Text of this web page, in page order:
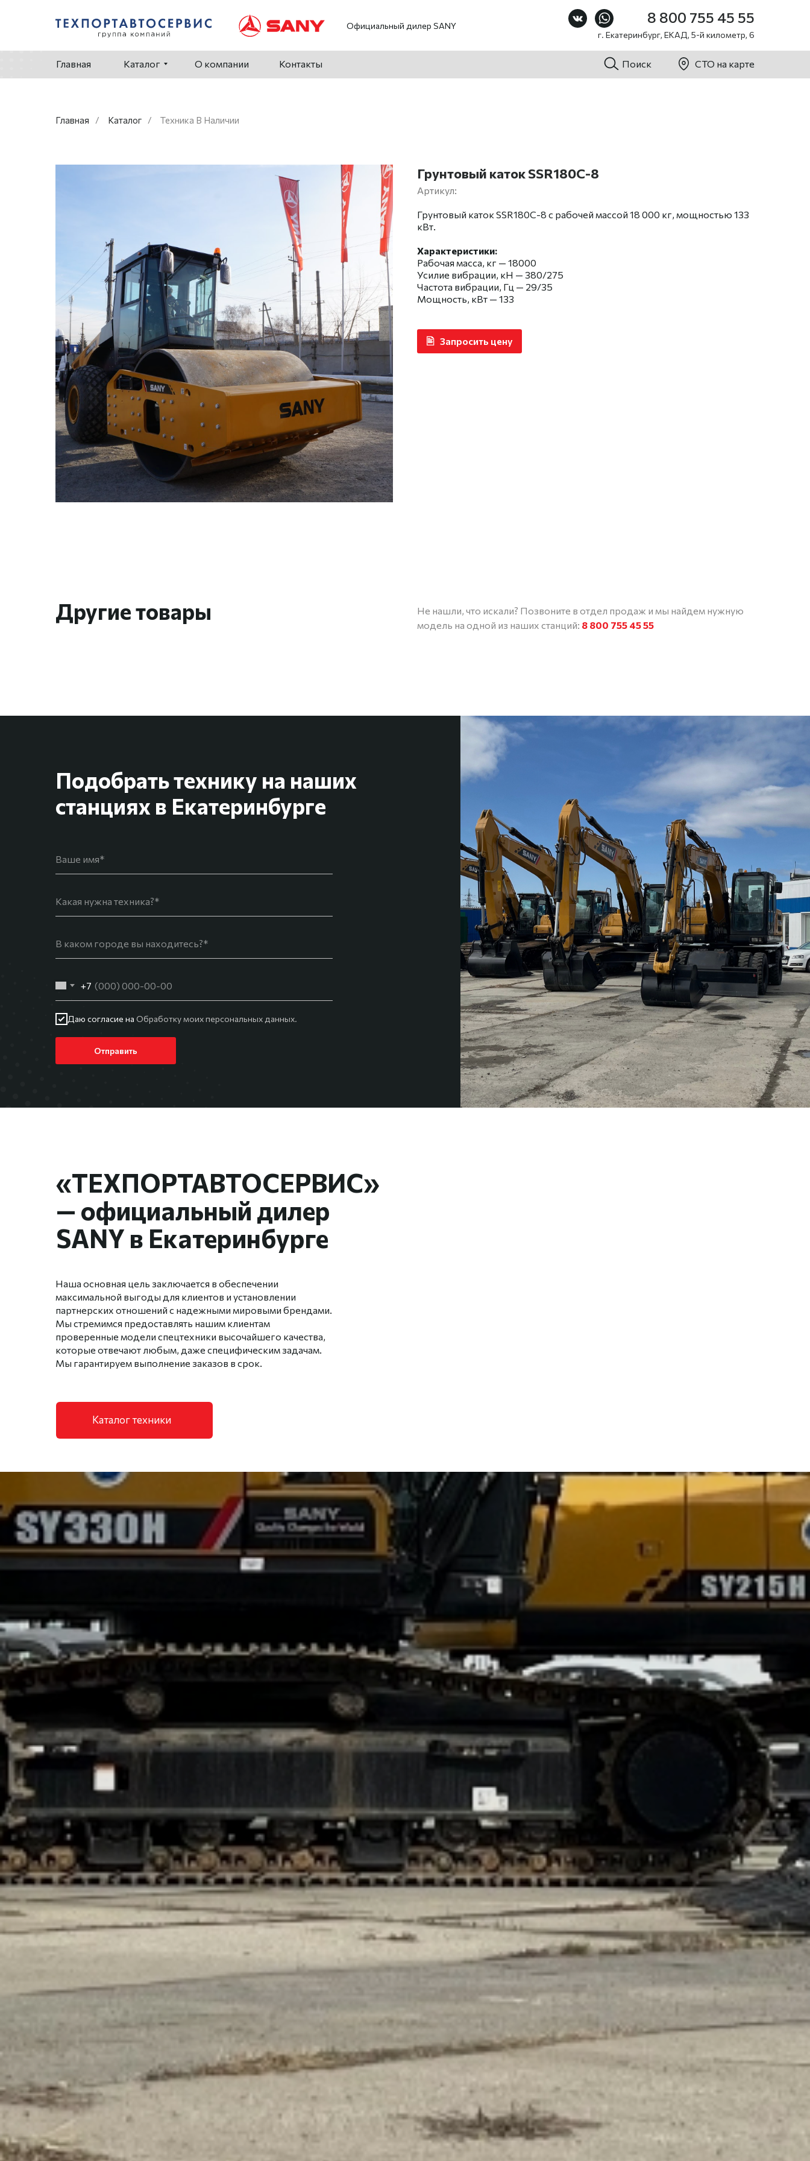
г. Екатеринбург, ЕКАД, 5-й километр, 6
Главная Каталог О компании Контакты
Официальный дилер SANY 8 800 755 45 55
СТО на карте
Поиск
Главная / Каталог / Техника В Наличии
Грунтовый каток SSR180C-8
Артикул:
Грунтовый каток SSR180C-8 с рабочей массой 18 000 кг, мощностью 133
кВт.
Характеристики:
Рабочая масса, кг — 18000
Усилие вибрации, кН — 380/275
Частота вибрации, Гц — 29/35
Мощность, кВт — 133
Запросить цену
Другие товары
Не нашли, что искали? Позвоните в отдел продаж и мы найдем нужную
модель на одной из наших станций: 8 800 755 45 55
Подобрать технику на наших
станциях в Екатеринбурге
+7
Даю согласие на Обработку моих персональных данных.
Отправить
Наша основная цель заключается в обеспечении
максимальной выгоды для клиентов и установлении
партнерских отношений с надежными мировыми брендами.
Мы стремимся предоставлять нашим клиентам
проверенные модели спецтехники высочайшего качества,
которые отвечают любым, даже специфическим задачам.
Мы гарантируем выполнение заказов в срок.
Работаем с 1996 года
На протяжении более 27 лет наша
компания остается верной своему
видению создания
высокотехнологичной и надежной
02
Партнерство с лучшими
Наши партнеры — это надежные
мировые бренды, и наши клиенты
получают проверенные модели
спецтехники высочайшего качества
для любых задач и достижения новых
высот в бизнесе
«ТЕХПОРТАВТОСЕРВИС»
— официальный дилер
SANY в Екатеринбурге
СТО по всей России
ремонте и обслуживании спецтехники
мы построили собственную сеть
станций технического обслуживания в
12+ городах по всей России
Каталог техники